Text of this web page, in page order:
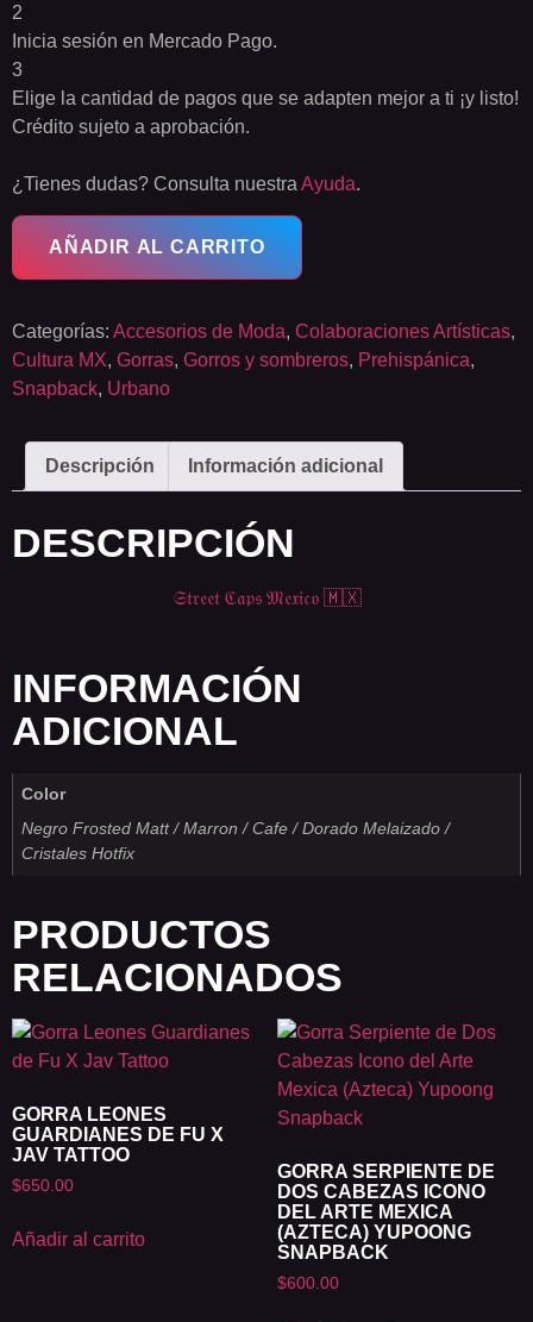
2
Inicia sesión en Mercado Pago.
3
Elige la cantidad de pagos que se adapten mejor a ti ¡y listo!
Crédito sujeto a aprobación.
¿Tienes dudas? Consulta nuestra Ayuda.
AÑADIR AL CARRITO
Categorías: Accesorios de Moda, Colaboraciones Artísticas,
Cultura MX, Gorras, Gorros y sombreros, Prehispánica,
Snapback, Urbano
Descripción Información adicional
DESCRIPCIÓN
𝔖𝔱𝔯𝔢𝔢𝔱 ℭ𝔞𝔭𝔰 𝔐𝔢𝔵𝔦𝔠𝔬 🇲🇽
INFORMACIÓN
ADICIONAL
Color
Negro Frosted Matt / Marron / Cafe / Dorado Melaizado /
Cristales Hotfix
PRODUCTOS
RELACIONADOS
GORRA LEONES
GUARDIANES DE FU X
JAV TATTOO
$650.00
Añadir al carrito
GORRA SERPIENTE DE
DOS CABEZAS ICONO
DEL ARTE MEXICA
(AZTECA) YUPOONG
SNAPBACK
$600.00